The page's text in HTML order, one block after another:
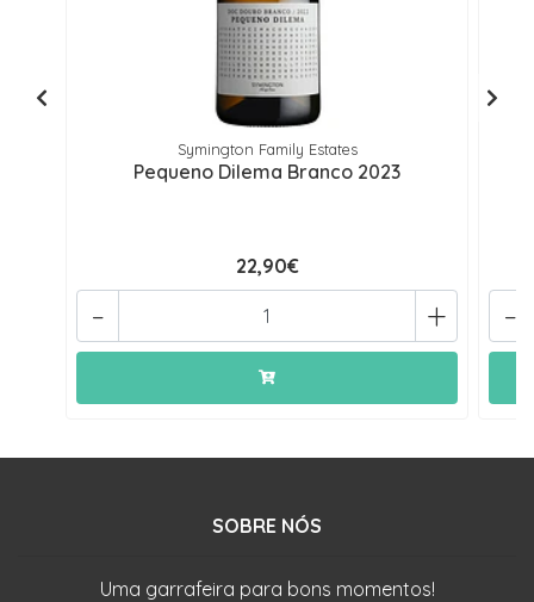
Symington Family Estates
Pequeno Dilema Branco 2023
22,90€
+
- -
SOBRE NÓS
Uma garrafeira para bons momentos!